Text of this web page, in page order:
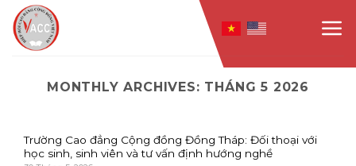
Skip
to
content
MONTHLY ARCHIVES: THÁNG 5 2026
Trường Cao đẳng Cộng đồng Đồng Tháp: Đối thoại với
học sinh, sinh viên và tư vấn định hướng nghề